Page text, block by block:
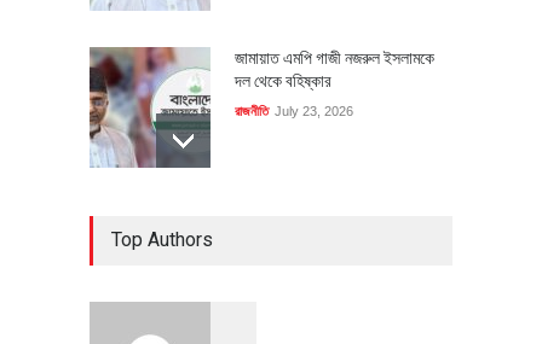
জামায়াত এমপি গাজী নজরুল ইসলামকে
দল থেকে বহিষ্কার
রাজনীতি July 23, 2026
Top Authors